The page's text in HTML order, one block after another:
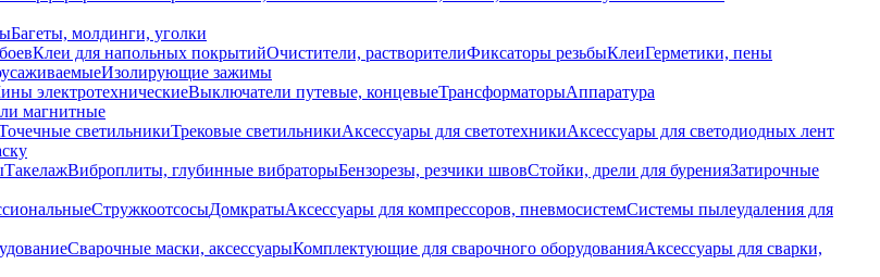
Багеты, молдинги, уголки
Клеи для напольных покрытийОчистители, растворителиФиксаторы резьбыКлеиГерметики, пены
Изолирующие зажимы
электротехническиеВыключатели путевые, концевыеТрансформаторыАппаратура
магнитные
светильникиТрековые светильникиАксессуары для светотехникиАксессуары для светодиодных лент
ТакелажВиброплиты, глубинные вибраторыБензорезы, резчики швовСтойки, дрели для буренияЗатирочные
СтружкоотсосыДомкратыАксессуары для компрессоров, пневмосистемСистемы пылеудаления для
Сварочные маски, аксессуарыКомплектующие для сварочного оборудованияАксессуары для сварки,